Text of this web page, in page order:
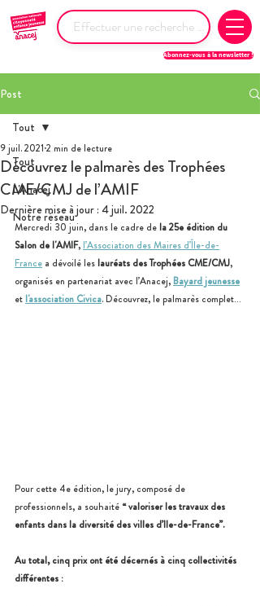
Abonnez-vous à la newsletter !
Post
Tout
L'Anacej
Notre réseau
Tout
Découvrez le palmarès des Trophées
CME/CMJ de l’AMIF
9 juil. 2021 2 min de lecture
Dernière mise à jour : 4 juil. 2022
Mercredi 30 juin, dans le cadre de la 25e édition du
Salon de l'AMIF, l’Association des Maires d’Île-de-
France a dévoilé les lauréats des Trophées CME/CMJ,
organisés en partenariat avec l’Anacej, Bayard jeunesse
et l'association Civica. Découvrez, le palmarès complet…
Pour cette 4e édition, le jury, composé de
professionnels, a souhaité “valoriser les travaux des
enfants dans la diversité des villes d’Ile-de-France”.
Au total, cinq prix ont été décernés à cinq collectivités
différentes :